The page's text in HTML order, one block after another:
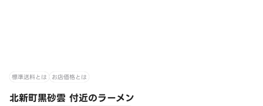
標準送料とは お店価格とは
北新町黒砂雲 付近のラーメン